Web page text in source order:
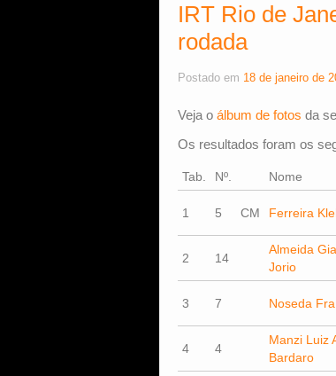
IRT Rio de
rodada
Postado em 18 de janeiro de
Veja o álbum de fotos da
Os resultados foram os
Tab. Nº. Nome
1 5 CM Ferreira
2 14
Almeida
Jorio
3 7 Noseda
4 4
Manzi Luiz
Bardaro